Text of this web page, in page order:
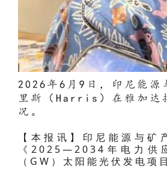
2026年6月9日，印尼能源
里斯（Harris）在雅加达
况。
【本报讯】印尼能源与
《2025—2034年电力供
（GW）太阳能光伏发电